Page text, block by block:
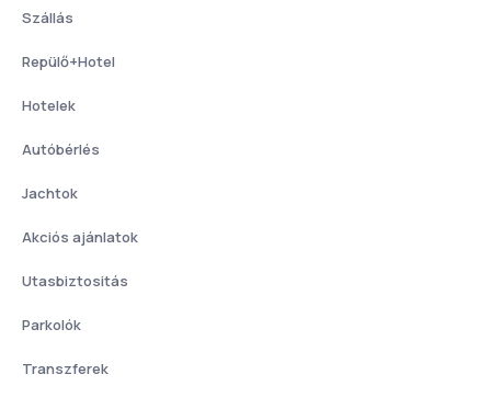
Szállás
Repülő+Hotel
Hotelek
Autóbérlés
Jachtok
Akciós ajánlatok
Utasbiztositás
Parkolók
Transzferek